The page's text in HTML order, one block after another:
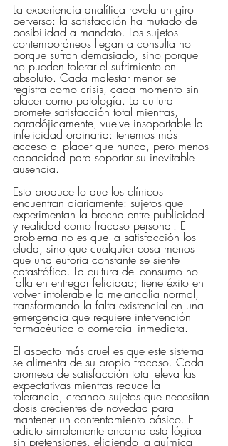
La experiencia analítica revela un giro
perverso: la satisfacción ha mutado de
posibilidad a mandato. Los sujetos
contemporáneos llegan a consulta no
porque sufran demasiado, sino porque
no pueden tolerar el sufrimiento en
absoluto. Cada malestar menor se
registra como crisis, cada momento sin
placer como patología. La cultura
promete satisfacción total mientras,
paradójicamente, vuelve insoportable la
infelicidad ordinaria: tenemos más
acceso al placer que nunca, pero menos
capacidad para soportar su inevitable
ausencia.
Esto produce lo que los clínicos
encuentran diariamente: sujetos que
experimentan la brecha entre publicidad
y realidad como fracaso personal. El
problema no es que la satisfacción los
eluda, sino que cualquier cosa menos
que una euforia constante se siente
catastrófica. La cultura del consumo no
falla en entregar felicidad; tiene éxito en
volver intolerable la melancolía normal,
transformando la falta existencial en una
emergencia que requiere intervención
farmacéutica o comercial inmediata.
El aspecto más cruel es que este sistema
se alimenta de su propio fracaso. Cada
promesa de satisfacción total eleva las
expectativas mientras reduce la
tolerancia, creando sujetos que necesitan
dosis crecientes de novedad para
mantener un contentamiento básico. El
adicto simplemente encarna esta lógica
sin pretensiones, eligiendo la química